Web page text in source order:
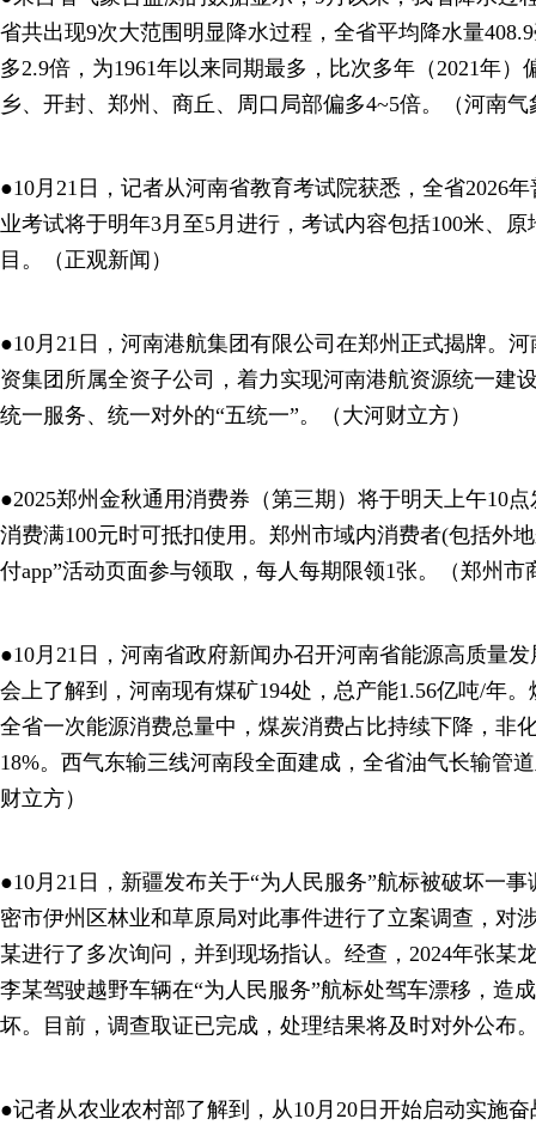
省共出现9次大范围明显降水过程，全省平均降水量
多2.9倍，为1961年以来同期最多，比次多年（2021年）
乡、开封、郑州、商丘、周口局部偏多4~5倍。（河南气
●10月21日，记者从河南省教育考试院获悉，全省2026
业考试将于明年3月至5月进行，考试内容包括100米、
目。（正观新闻）
●10月21日，河南港航集团有限公司在郑州正式揭牌。
资集团所属全资子公司，着力实现河南港航资源统一建
统一服务、统一对外的“五统一”。（大河财立方）
●2025郑州金秋通用消费券（第三期）将于明天上午10
消费满100元时可抵扣使用。郑州市域内消费者(包括外
付app”活动页面参与领取，每人每期限领1张。（郑州市
●10月21日，河南省政府新闻办召开河南省能源高质量
会上了解到，河南现有煤矿194处，总产能1.56亿吨/年
全省一次能源消费总量中，煤炭消费占比持续下降，非
18%。西气东输三线河南段全面建成，全省油气长输管
财立方）
●10月21日，新疆发布关于“为人民服务”航标被破坏一
密市伊州区林业和草原局对此事件进行了立案调查，对
某进行了多次询问，并到现场指认。经查，2024年张某
李某驾驶越野车辆在“为人民服务”航标处驾车漂移，造
坏。目前，调查取证已完成，处理结果将及时对外公布
●记者从农业农村部了解到，从10月20日开始启动实施